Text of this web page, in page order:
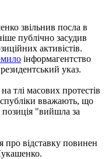
звільнив посла в
публічно засудив
активістів.
інформагентство
указ.
на тлі масових протестів
вважають, що
позиція "вийшла за
відставку повинен